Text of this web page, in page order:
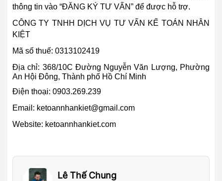
thông tin vào “ĐĂNG KÝ TƯ VẤN” để được hỗ trợ.
CÔNG TY TNHH DỊCH VỤ TƯ VẤN KẾ TOÁN NHÂN
KIỆT
Mã số thuế: 0313102419
Địa chỉ: 368/10C Đường Nguyễn Văn Lượng, Phường
An Hội Đông, Thành phố Hồ Chí Minh
Điện thoại: 0903.269.239
Email: ketoannhankiet@gmail.com
Website: ketoannhankiet.com
Lê Thế Chung